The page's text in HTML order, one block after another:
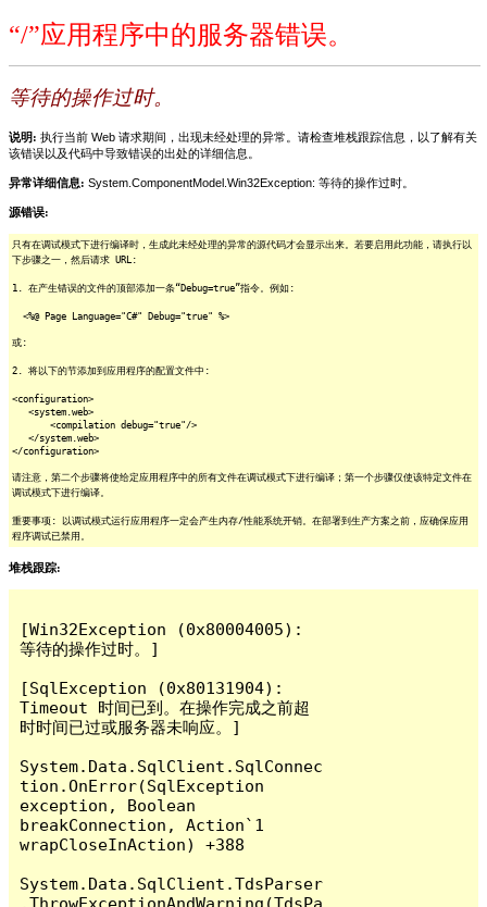
“/”应用程序中的服务器错误。
等待的操作过时。
说明: 执行当前 Web 请求期间，出现未经处理的异常。请检查堆栈跟踪信息，以了解有关
该错误以及代码中导致错误的出处的详细信息。
异常详细信息: System.ComponentModel.Win32Exception: 等待的操作过时。
源错误:
只有在调试模式下进行编译时，生成此未经处理的异常的源代码才会显示出来。若要启用此功能，请执行以
下步骤之一，然后请求 URL:
1. 在产生错误的文件的顶部添加一条“Debug=true”指令。例如:
<%@ Page Language="C#" Debug="true" %>
或:
2. 将以下的节添加到应用程序的配置文件中:
<configuration>
<system.web>
<compilation debug="true"/>
</system.web>
</configuration>
请注意，第二个步骤将使给定应用程序中的所有文件在调试模式下进行编译；第一个步骤仅使该特定文件在
调试模式下进行编译。
重要事项: 以调试模式运行应用程序一定会产生内存/性能系统开销。在部署到生产方案之前，应确保应用
程序调试已禁用。
堆栈跟踪:
[Win32Exception (0x80004005):
等待的操作过时。]
[SqlException (0x80131904):
Timeout 时间已到。在操作完成之前超
时时间已过或服务器未响应。]
System.Data.SqlClient.SqlConnec
tion.OnError(SqlException
exception, Boolean
breakConnection, Action`1
wrapCloseInAction) +388
System.Data.SqlClient.TdsParser
.ThrowExceptionAndWarning(TdsPa